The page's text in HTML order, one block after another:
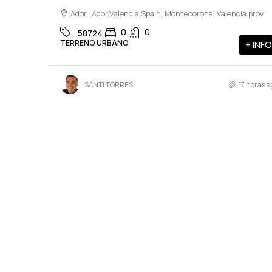
Ador, ,Ador,Valencia,Spain, Montecorona, Valencia prov
58724 0 0
TERRENO URBANO + INFO
SANTI TORRES 17 horas